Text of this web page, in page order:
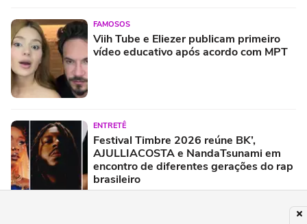
FAMOSOS
Viih Tube e Eliezer publicam primeiro
vídeo educativo após acordo com MPT
ENTRETÊ
Festival Timbre 2026 reúne BK’,
AJULLIACOSTA e NandaTsunami em
encontro de diferentes gerações do rap
brasileiro